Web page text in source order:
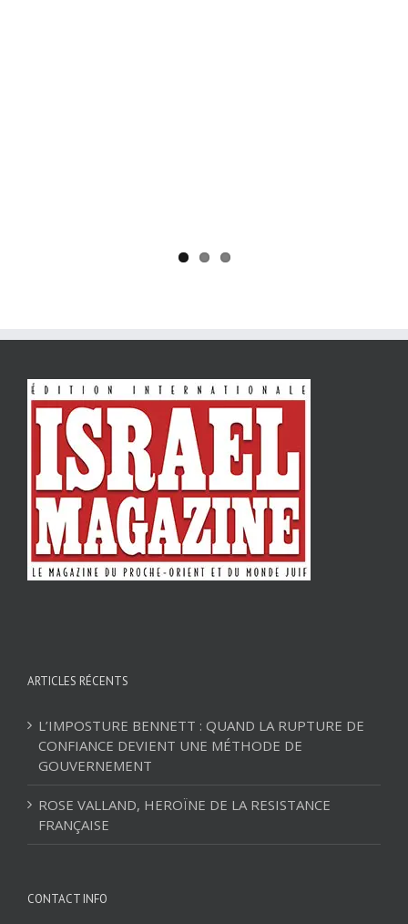
ARTICLES RÉCENTS
L’IMPOSTURE BENNETT : QUAND LA RUPTURE DE
CONFIANCE DEVIENT UNE MÉTHODE DE
GOUVERNEMENT
ROSE VALLAND, HEROÏNE DE LA RESISTANCE
FRANÇAISE
CONTACT INFO